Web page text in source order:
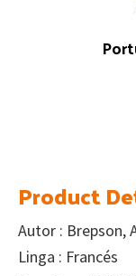
Product
Autor : Brepson,
Linga : Francés